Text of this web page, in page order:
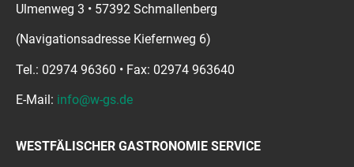
Ulmenweg 3 • 57392 Schmallenberg
(Navigationsadresse Kiefernweg 6)
Tel.: 02974 96360 • Fax: 02974 963640
E-Mail: info@w-gs.de
WESTFÄLISCHER GASTRONOMIE SERVICE